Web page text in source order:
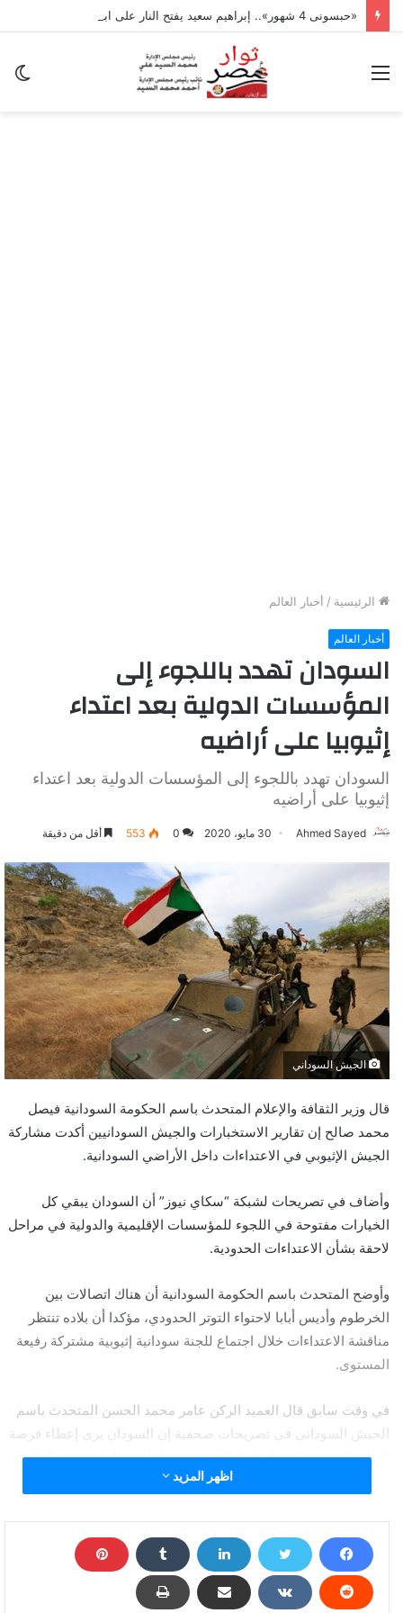
القائمة
الرئيسية / أخبار العالم
أخبار العالم
السودان تهدد باللجوء إلى
المؤسسات الدولية بعد اعتداء
إثيوبيا على أراضيه
السودان تهدد باللجوء إلى المؤسسات الدولية بعد اعتداء
إثيوبيا على أراضيه
Ahmed Sayed 30 مايو، 2020 0
553 أقل من دقيقة
الجيش السوداني
قال وزير الثقافة والإعلام المتحدث باسم الحكومة السودانية فيصل
محمد صالح إن تقارير الاستخبارات والجيش السودانيين أكدت مشاركة
الجيش الإثيوبي في الاعتداءات داخل الأراضي السودانية.
وأضاف في تصريحات لشبكة “سكاي نيوز” أن السودان يبقي كل
الخيارات مفتوحة في اللجوء للمؤسسات الإقليمية والدولية في مراحل
لاحقة بشأن الاعتداءات الحدودية.
وأوضح المتحدث باسم الحكومة السودانية أن هناك اتصالات بين
الخرطوم وأديس أبابا لاحتواء التوتر الحدودي، مؤكدا أن بلاده تنتظر
مناقشة الاعتداءات خلال اجتماع للجنة سودانية إثيوبية مشتركة رفيعة
المستوى.
في وقت سابق قال العميد الركن عامر محمد الحسن المتحدث باسم
الجيش السوداني في تصريحات صحفية إن السودان يرى إعطاء فرصة
للدبلوماسية مع إثيوبيا قبل اندلاع حرب شاملة بين البلدين، مطالبا
إثيوبيا بالالتزام بما تم الاتفاق عليه بشأن ترسيم الحدود بين البلدين
السودان تهدد باللجوء إلى المؤسسات الدولية بعد اعتداء
إثيوبيا على أراضيه
اظهر المزيد